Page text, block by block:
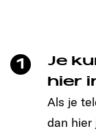
Zo
1. Gegevens
2. Dealer
1
Je
hier
Als je
dan hier